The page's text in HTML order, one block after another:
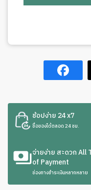
ช้อปง่าย 24 x7
ซื้อของได้ตลอด 24 ชม.
จ่ายง่าย สะดวก All
of Payment
ช่องทางชำระเงินหลากหลาย